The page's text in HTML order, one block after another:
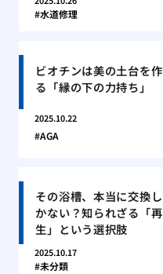
水道修理
ビオチンは美の土台を作
る「縁の下の力持ち」
2025.10.22
AGA
その浴槽、本当に交換し
かない？知られざる「再
生」という選択肢
2025.10.17
未分類